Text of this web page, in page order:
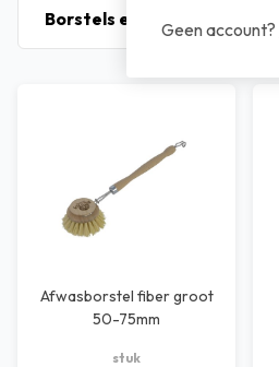
Geen account?
Afwasborstel fiber groot
50-75mm
stuk